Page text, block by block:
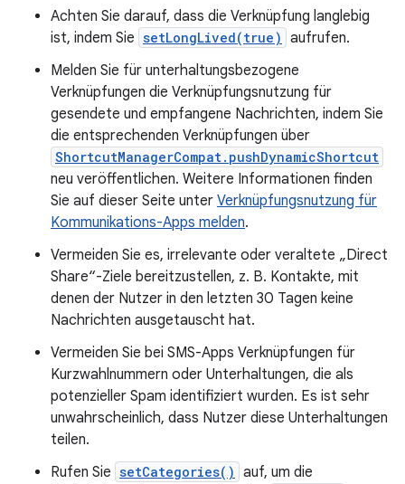
Achten Sie darauf, dass die Verknüpfung langlebig
ist, indem Sie setLongLived(true) aufrufen.
Melden Sie für unterhaltungsbezogene
Verknüpfungen die Verknüpfungsnutzung für
gesendete und empfangene Nachrichten, indem Sie
die entsprechenden Verknüpfungen über
ShortcutManagerCompat.pushDynamicShortcut
neu veröffentlichen. Weitere Informationen finden
Sie auf dieser Seite unter Verknüpfungsnutzung für
Kommunikations-Apps melden.
Vermeiden Sie es, irrelevante oder veraltete „Direct
Share“-Ziele bereitzustellen, z. B. Kontakte, mit
denen der Nutzer in den letzten 30 Tagen keine
Nachrichten ausgetauscht hat.
Vermeiden Sie bei SMS-Apps Verknüpfungen für
Kurzwahlnummern oder Unterhaltungen, die als
potenzieller Spam identifiziert wurden. Es ist sehr
unwahrscheinlich, dass Nutzer diese Unterhaltungen
teilen.
Rufen Sie setCategories() auf, um die